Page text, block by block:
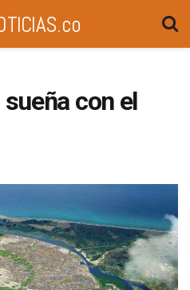
con el